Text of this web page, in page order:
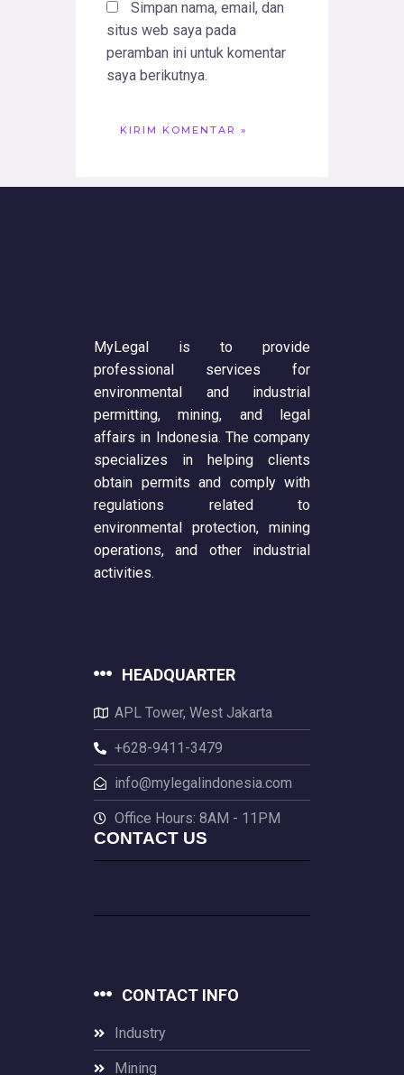
Simpan nama, email, dan
situs web saya pada
peramban ini untuk komentar
saya berikutnya.
MyLegal is to provide
professional services for
environmental and industrial
permitting, mining, and legal
affairs in Indonesia. The company
specializes in helping clients
obtain permits and comply with
regulations related to
environmental protection, mining
operations, and other industrial
activities.
HEADQUARTER
APL Tower, West Jakarta
+628-9411-3479
info@mylegalindonesia.com
Office Hours: 8AM - 11PM
CONTACT US
CONTACT INFO
Industry
Mining